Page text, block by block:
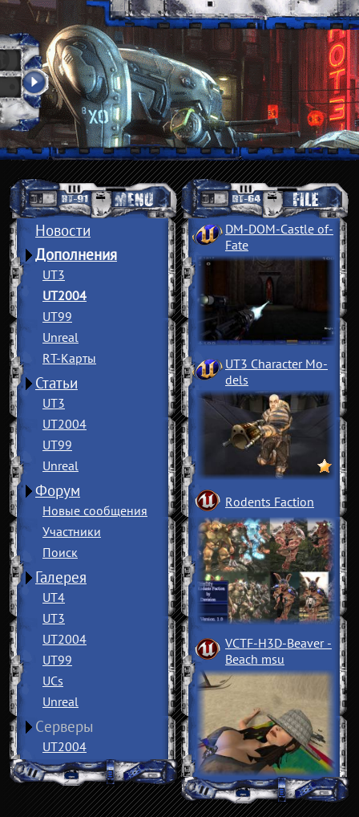
Новости
Дополнения
UT3
UT2004
UT99
Unreal
RT-Карты
Статьи
UT3
UT2004
UT99
Unreal
Форум
Новые сообщения
Участники
Поиск
Галерея
UT4
UT3
UT2004
UT99
UCs
Unreal
Серверы
UT2004
DM-DOM-Castle of­
Fate
UT3 Character Mo­
dels
Rodents Faction
VCTF-H3D-Beaver ­
Beach msu